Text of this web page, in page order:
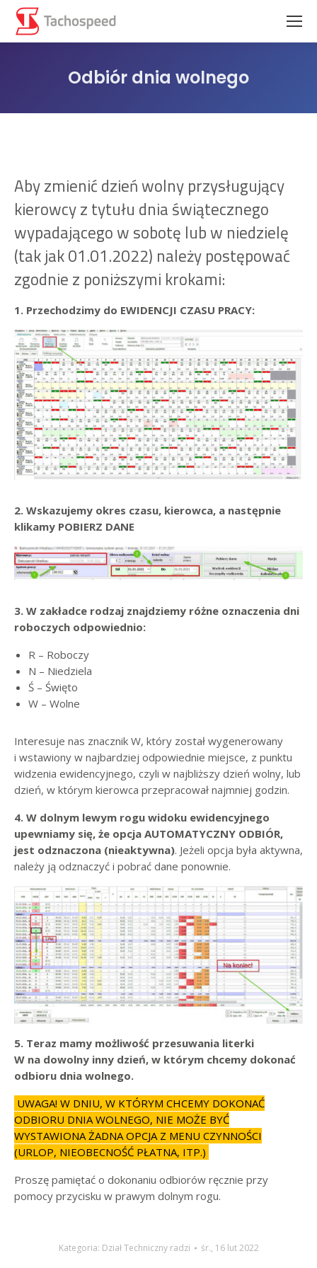
Odbiór dnia wolnego
Aby zmienić dzień wolny przysługujący
kierowcy z tytułu dnia świątecznego
wypadającego w sobotę lub w niedzielę
(tak jak 01.01.2022) należy postępować
zgodnie z poniższymi krokami:
1. Przechodzimy do EWIDENCJI CZASU PRACY:
2. Wskazujemy okres czasu, kierowca, a następnie
klikamy POBIERZ DANE
3. W zakładce rodzaj znajdziemy różne oznaczenia dni
roboczych odpowiednio:
R – Roboczy
N – Niedziela
Ś – Święto
W – Wolne
Interesuje nas znacznik W, który został wygenerowany
i wstawiony w najbardziej odpowiednie miejsce, z punktu
widzenia ewidencyjnego, czyli w najbliższy dzień wolny, lub
dzień, w którym kierowca przepracował najmniej godzin.
4. W dolnym lewym rogu widoku ewidencyjnego
upewniamy się, że opcja AUTOMATYCZNY ODBIÓR,
jest odznaczona (nieaktywna). Jeżeli opcja była aktywna,
należy ją odznaczyć i pobrać dane ponownie.
5. Teraz mamy możliwość przesuwania literki
W na dowolny inny dzień, w którym chcemy dokonać
odbioru dnia wolnego.
UWAGA! W DNIU, W KTÓRYM CHCEMY DOKONAĆ
ODBIORU DNIA WOLNEGO, NIE MOŻE BYĆ
WYSTAWIONA ŻADNA OPCJA Z MENU CZYNNOŚCI
(URLOP, NIEOBECNOŚĆ PŁATNA, ITP.)
Proszę pamiętać o dokonaniu odbiorów ręcznie przy
pomocy przycisku w prawym dolnym rogu.
Kategoria: Dział Techniczny radzi śr., 16 lut 2022